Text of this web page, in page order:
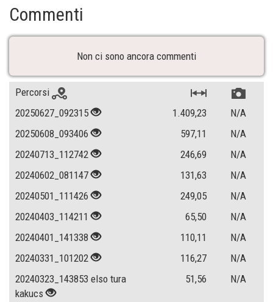
Commenti
Non ci sono ancora commenti
Percorsi
20250627_092315
1.409,23
N/A
20250608_093406
597,11
N/A
20240713_112742
246,69
N/A
20240602_081147
131,63
N/A
20240501_111426
249,05
N/A
20240403_114211
65,50
N/A
20240401_141338
110,11
N/A
20240331_101202
116,27
N/A
20240323_143853 elso tura
kakucs
51,56 N/A